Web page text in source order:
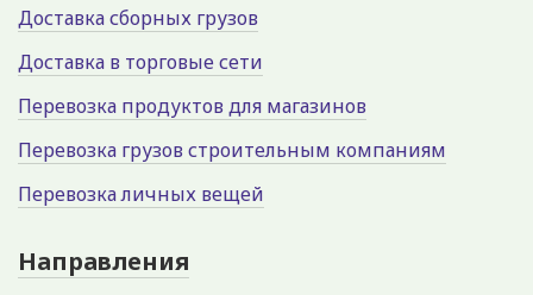
Доставка сборных грузов
Доставка в торговые сети
Перевозка продуктов для магазинов
Перевозка грузов строительным компаниям
Перевозка личных вещей
Направления